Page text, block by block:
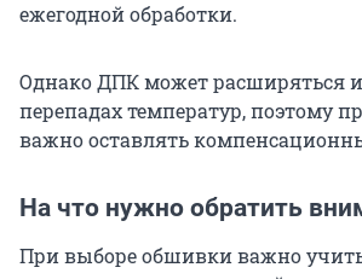
ежегодной обработки.
Однако ДПК может расширяться
перепадах температур, поэтому
важно оставлять
На что нужно обратить
При выборе обшивки важно